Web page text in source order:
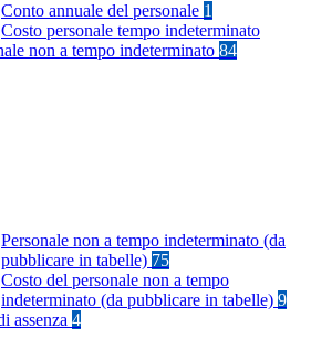
Conto annuale del personale 1
Costo personale tempo indeterminato
non a tempo indeterminato 84
Personale non a tempo indeterminato (da
pubblicare in tabelle) 75
Costo del personale non a tempo
indeterminato (da pubblicare in tabelle) 9
assenza 4